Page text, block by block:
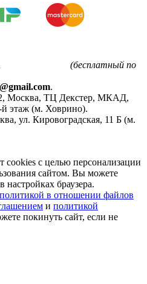
(бесплатный по
.
, Москва, ТЦ Декстер, МКАД,
й этаж (м. Ховрино).
, ул. Кировоградская, 11 Б (м.
сookies с целью персонализации
сайтом. Вы можете
настройках браузера.
политикой в отношении файлов
и политикой
покинуть сайт, если не